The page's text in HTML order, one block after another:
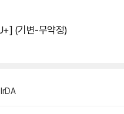
(기변-무약정)
lrDA